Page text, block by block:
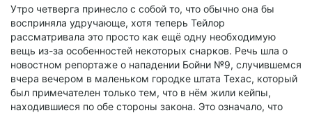
Утро четверга принесло с собой то, что обычно она бы
восприняла удручающе, хотя теперь Тейлор
рассматривала это просто как ещё одну необходимую
вещь из-за особенностей некоторых снарков. Речь шла о
новостном репортаже о нападении Бойни №9, случившемся
вчера вечером в маленьком городке штата Техас, который
был примечателен только тем, что в нём жили кейпы,
находившиеся по обе стороны закона. Это означало, что